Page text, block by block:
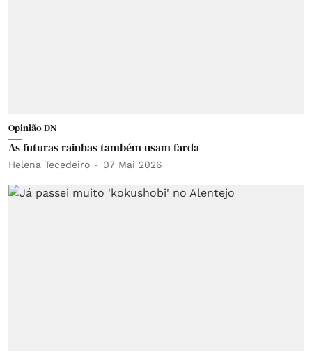
Opinião DN
As futuras rainhas também usam farda
Helena Tecedeiro 07 Mai 2026